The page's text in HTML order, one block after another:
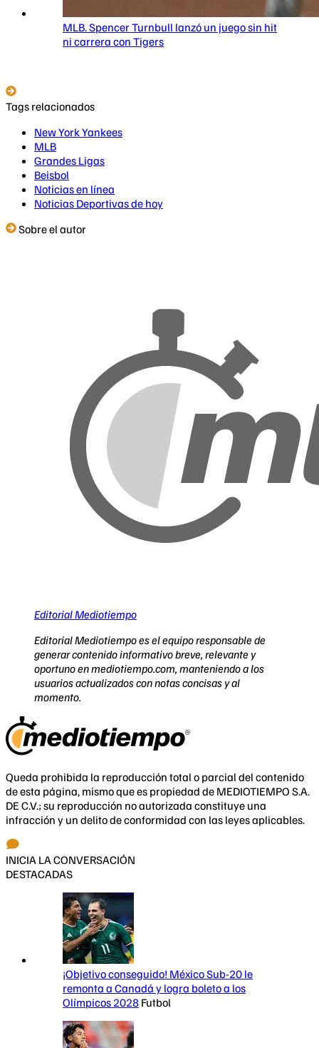
MLB. Spencer Turnbull lanzó un juego sin hit
ni carrera con Tigers
Tags relacionados
New York Yankees
MLB
Grandes Ligas
Beisbol
Noticias en línea
Noticias Deportivas de hoy
Sobre el autor
Editorial Mediotiempo
Editorial Mediotiempo es el equipo responsable de
generar contenido informativo breve, relevante y
oportuno en mediotiempo.com, manteniendo a los
usuarios actualizados con notas concisas y al
momento.
Queda prohibida la reproducción total o parcial del contenido
de esta página, mismo que es propiedad de MEDIOTIEMPO S.A.
DE C.V.; su reproducción no autorizada constituye una
infracción y un delito de conformidad con las leyes aplicables.
INICIA LA CONVERSACIÓN
DESTACADAS
¡Objetivo conseguido! México Sub-20 le
remonta a Canadá y logra boleto a los
Olímpicos 2028 Futbol